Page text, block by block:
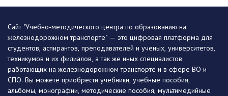
Сайт "Учебно-методического центра по образованию на
железнодорожном транспорте" — это цифровая платформа для
студентов, аспирантов, преподавателей и ученых, университетов,
техникумов и их филиалов, а так же иных специалистов
работающих на железнодорожном транспорте и в сфере ВО и
СПО. Вы можете приобрести учебники, учебные пособия,
альбомы, монографии, методические пособия, мультимедийные